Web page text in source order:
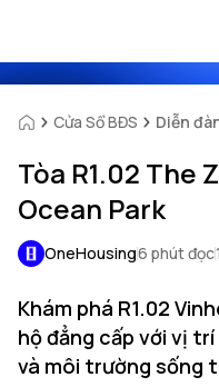
Cửa Sổ BĐS Diễn
Tòa R1.02 The
Ocean Park
OneHousing6 phút đọc
Khám phá R1.02
hộ đẳng cấp với vị
và môi trường sống